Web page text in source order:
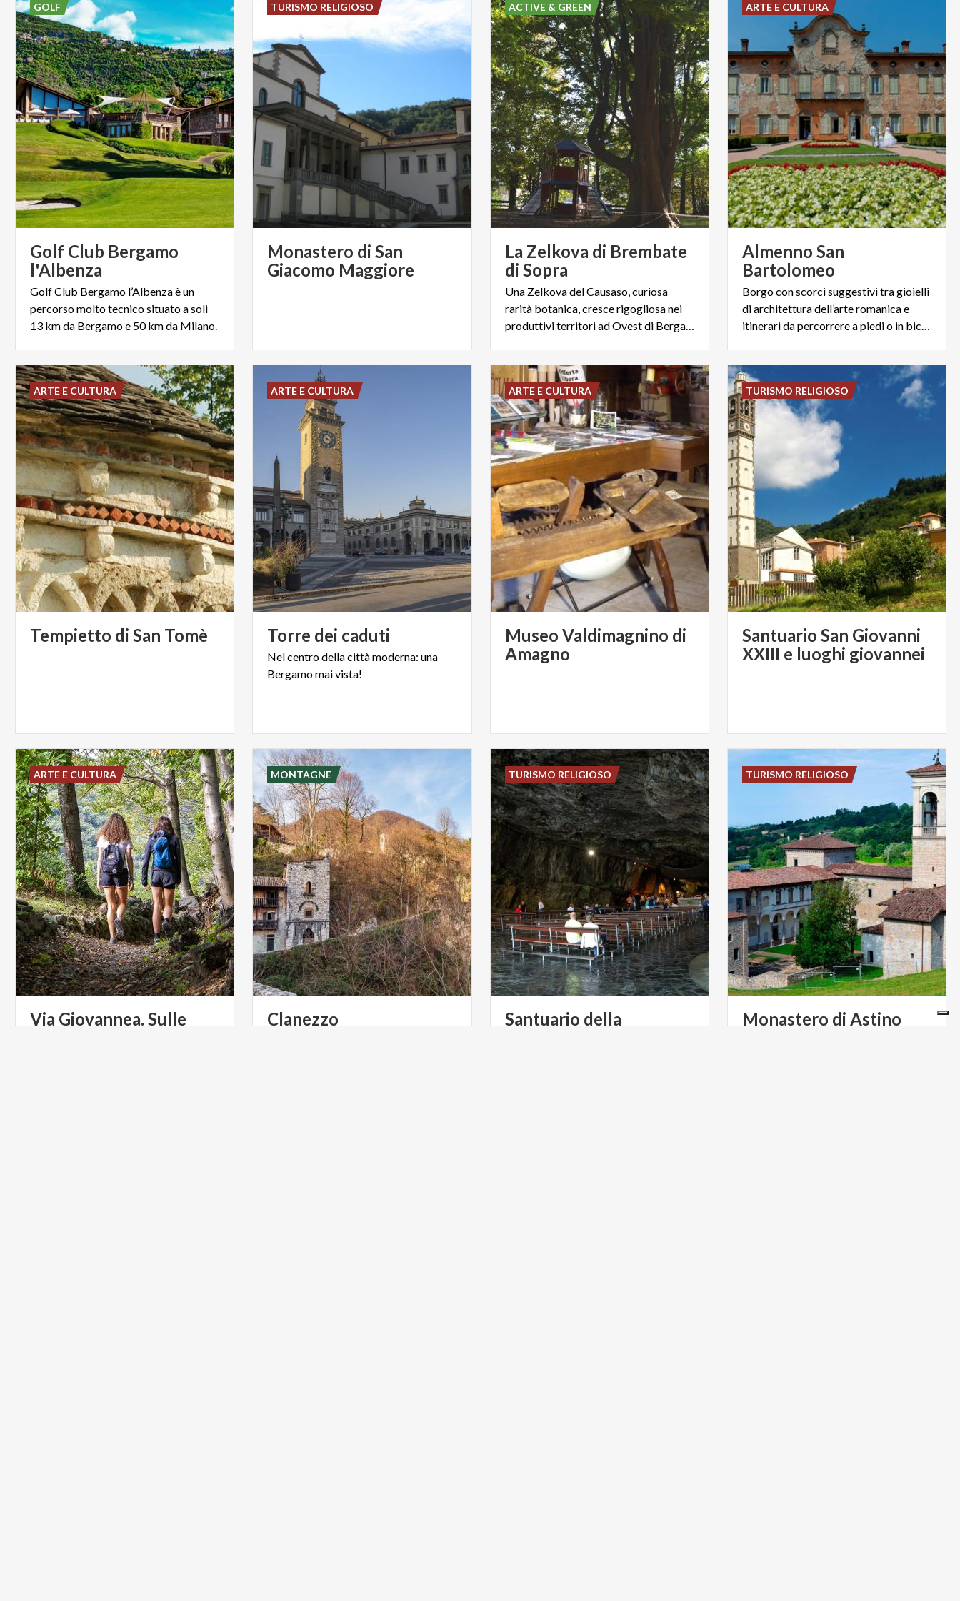
Golf Club Bergamo
l'Albenza
Golf Club Bergamo l’Albenza è un
percorso molto tecnico situato a soli
13 km da Bergamo e 50 km da Milano.
GOLF
Monastero di San
Giacomo Maggiore
TURISMO RELIGIOSO
La Zelkova di Brembate
di Sopra
Una Zelkova del Causaso, curiosa
rarità botanica, cresce rigogliosa nei
produttivi territori ad Ovest di Bergamo.
ACTIVE & GREEN
Almenno San
Bartolomeo
Borgo con scorci suggestivi tra gioielli
di architettura dell’arte romanica e
ARTE E CULTURA
Tempietto di San Tomè
ARTE E CULTURA
Torre dei caduti
Nelcentrodellacittàmoderna: una
Bergamomaivista!
ARTE E CULTURA
Museo Valdimagnino di
Amagno
ARTE E CULTURA
Santuario San Giovanni
XXIII e luoghi giovannei
TURISMO RELIGIOSO
Via Giovannea. Sulle
ARTE E CULTURA
Clanezzo
MONTAGNE
Santuario della
TURISMO RELIGIOSO
Monastero di Astino
TURISMO RELIGIOSO